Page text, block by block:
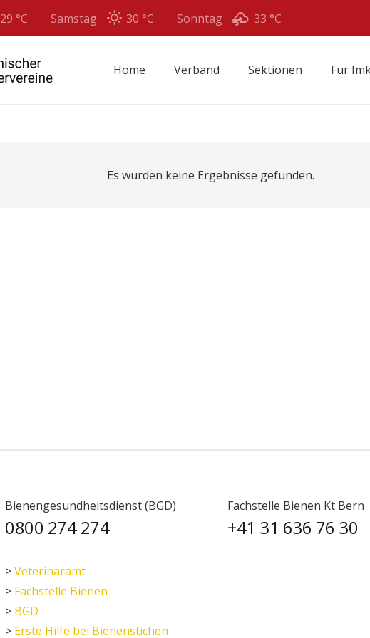
29 °C Samstag 30 °C Sonntag 33 °C
Home Verband Sektionen Für
Es wurden keine Ergebnisse gefunden.
Bienengesundheitsdienst (BGD)
0800 274 274
>Veterinäramt
> Fachstelle Bienen
> BGD
> Erste Hilfe bei Bienenstichen
Fachstelle Bienen Kt Bern
+41 31 636 76 30